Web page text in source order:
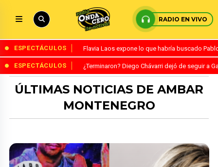
RADIO EN VIVO
ESPECTÁCULOS Flavia Laos expone lo que habría buscado
ESPECTÁCULOS ¿Terminaron? Diego Chávarri dejó de seguir a
ÚLTIMAS NOTICIAS DE AMBAR
MONTENEGRO